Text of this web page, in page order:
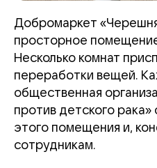
Добромаркет
просторное
Несколько комнат
переработки вещей.
общественная
против детского
этого помещения и,
сотрудникам.